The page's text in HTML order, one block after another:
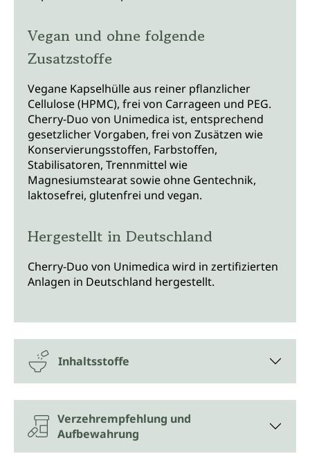
Vegan und ohne folgende
Zusatzstoffe
Vegane Kapselhülle aus reiner pflanzlicher
Cellulose (HPMC), frei von Carrageen und PEG.
Cherry-Duo von Unimedica ist, entsprechend
gesetzlicher Vorgaben, frei von Zusätzen wie
Konservierungsstoffen, Farbstoffen,
Stabilisatoren, Trennmittel wie
Magnesiumstearat sowie ohne Gentechnik,
laktosefrei, glutenfrei und vegan.
Hergestellt in Deutschland
Cherry-Duo von Unimedica wird in zertifizierten
Anlagen in Deutschland hergestellt.
Inhaltsstoffe
Verzehrempfehlung und
Aufbewahrung